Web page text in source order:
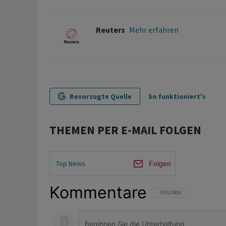
Reuters Mehr erfahren
Bevorzugte Quelle So funktioniert's
THEMEN PER E-MAIL FOLGEN
Top News Folgen
Kommentare FOLGE DIESER
FOLGEN